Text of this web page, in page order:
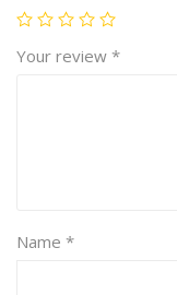
Your review *
Name *